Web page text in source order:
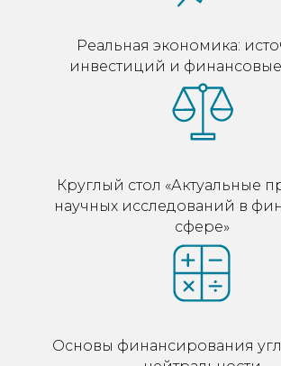
Реальная экономика:
инвестиций и
Круглый стол «Актуальные
научных исследований в
сфере»
Основы финансирования